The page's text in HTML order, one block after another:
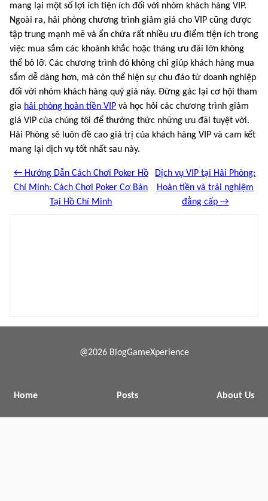
mang lại một số lợi ích tiện ích đối với nhóm khách hàng VIP.
Ngoài ra, hải phòng chương trình giảm giá cho VIP cũng được
tập trung mạnh mẽ và ẩn chứa rất nhiều ưu điểm tiện ích trong
việc mua sắm các khoảnh khắc hoặc tháng ưu đãi lớn không
thể bỏ lỡ. Các chương trình đó không chỉ giúp khách hàng mua
sắm dễ dàng hơn, mà còn thể hiện sự chu đáo từ doanh nghiệp
đối với nhóm khách hàng quý giá này. Đừng gác lại cơ hội tham
gia hải phòng hoàn tiền VIP và học hỏi các chương trình giảm
giá VIP của chúng tôi để thưởng thức những ưu đãi tuyệt vời.
Hải Phòng sẽ luôn đề cao giá trị của khách hàng VIP và cam kết
mang lại dịch vụ tốt nhất sau này.
← Hướng Dẫn Cách Chơi Poker Hồ
Chí Minh: Cách Chơi Poker Cơ Bản
Tại Hồ Chí Minh
Dịch vụ VIP tại Hải Phòng:
Hoàn tiền và trải nghiệm
đẳng cấp →
@2026 BlogGameXperience
Home Posts About Us